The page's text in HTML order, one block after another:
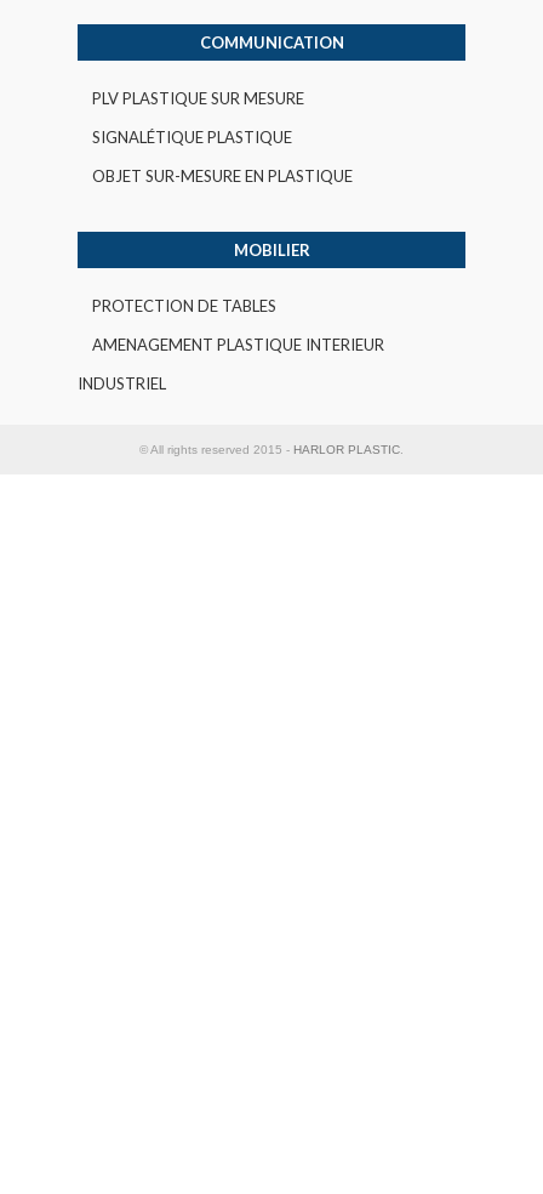
COMMUNICATION
PLV PLASTIQUE SUR MESURE
SIGNALÉTIQUE PLASTIQUE
OBJET SUR-MESURE EN PLASTIQUE
MOBILIER
PROTECTION DE TABLES
AMENAGEMENT PLASTIQUE INTERIEUR
INDUSTRIEL
© All rights reserved 2015 - HARLOR PLASTIC